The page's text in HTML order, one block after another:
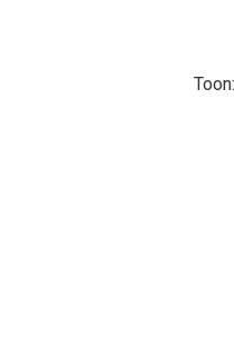
Toon: